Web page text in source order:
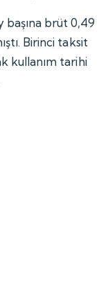
brüt 0,49
Birinci taksit
kullanım tarihi